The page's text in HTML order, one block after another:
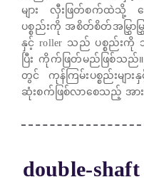
များ လှီးဖြတ်စက်ထဲသို့ ရ
ပစ္စည်းကို အစိတ်စိတ်အမြွှာမြွှ
နှင့် roller သည် ပစ္စည်းကို
ပြီး ကိုက်ဖြတ်မည်ဖြစ်သည်။. ဒ
တွင် ကုန်ကြမ်းပစ္စည်းမ
ဆုံးစက်ဖြစ်လာစေသည့် အား
double-